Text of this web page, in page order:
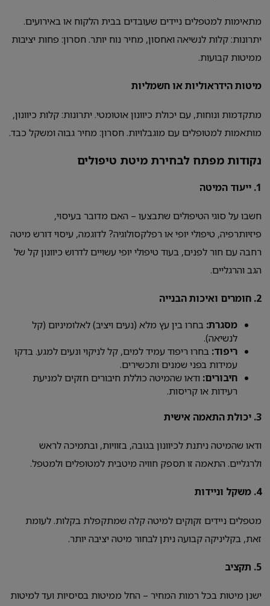
מתאימות למטפלים ניידים שעובדים בבית הלקוח או באירועים.
יתרונות: קלות לנשיאה ואחסון, מחיר נוח יותר. חסרון: פחות יציבות
ממיטות קבועות.
מיטות הידראוליות או חשמליות
מתקדמות ונוחות, עם יכולת כיוונון אוטומטי. יתרונות: קלות כיוונון,
מותאמות למטופלים עם מוגבלויות. חסרון: מחיר גבוה ומשקל כבד.
נקודות מפתח לבחירת מיטת טיפולים
1. ייעוד המיטה
חשבו על סוגי הטיפולים שתבצעו – האם מדובר בעיסוי,
פיזיותרפיה, טיפולי יופי או רפלקסולוגיה? לדוגמה, עיסוי דורש מיטה
רחבה עם חור לפנים, בעוד טיפולי יופי עשויים לדרוש כיוונון קל של
הגב והרגליים.
2. חומרים ואיכות הבנייה
מסגרת: בחרו בין עץ מלא (נעים ויציב) לאלומיניום (קל
לנשיאה).
ריפוד: בחרו ריפוד עמיד למים, קל לניקוי ונעים למגע. בדקו
עמידות בפני שמנים ותכשירים.
חיבורים: ודאו שהמיטה כוללת חיבורים חזקים למניעת
רעידות או קריסות.
3. יכולת התאמה אישית
ודאו שהמיטה ניתנת לכיוונון בגובה, בזוויות, ובתמיכה לראש
ולרגליים. התאמה זו תספק חוויה מיטבית למטופלים ולמטפל.
4. משקל וניידות
מטפלים ניידים זקוקים למיטה קלה שמתקפלת בקלות. לעומת
זאת, בקליניקה קבועה ניתן לבחור מיטה יציבה יותר.
5. תקציב
ישנן מיטות בכל רמות המחיר – החל ממיטות בסיסיות ועד למיטות